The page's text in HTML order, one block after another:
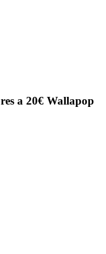
a 20€ Wallapop